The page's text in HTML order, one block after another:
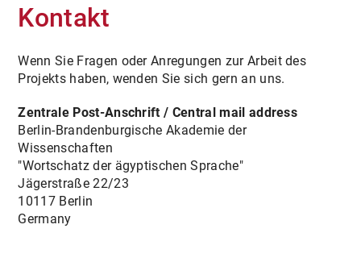
DIGITALE ANGEBOTE
VORHABENARCHIV
AKTUELLES / VERANSTALTUNGEN
KONTAKT
Kontakt
Wenn Sie Fragen oder Anregungen zur Arbeit des
Projekts haben, wenden Sie sich gern an uns.
Zentrale Post-Anschrift / Central mail address
Berlin-Brandenburgische Akademie der
Wissenschaften
"Wortschatz der ägyptischen Sprache"
Jägerstraße 22/23
10117 Berlin
Germany